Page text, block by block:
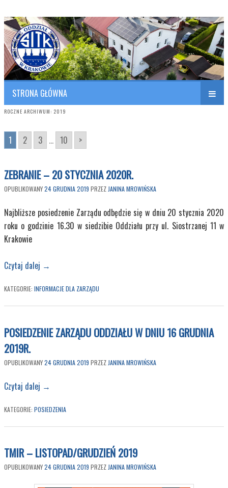
SITK RP Oddział w KRAKOWIE
Polish Association of Engineers & Technicians of Transportation
STRONA GŁÓWNA
ROCZNE ARCHIWUM: 2019
1 2 3 ... 10 >
ZEBRANIE – 20 STYCZNIA 2020R.
OPUBLIKOWANY24 GRUDNIA 2019 PRZEZ JANINA MROWIŃSKA
Najbliższe posiedzenie Zarządu odbędzie się w dniu 20 stycznia 2020
roku o godzinie 16.30 w siedzibie Oddziału przy ul. Siostrzanej 11 w
Krakowie
Czytaj dalej →
KATEGORIE: INFORMACJE DLA ZARZĄDU
POSIEDZENIE ZARZĄDU ODDZIAŁU W DNIU 16 GRUDNIA
2019R.
OPUBLIKOWANY24 GRUDNIA 2019 PRZEZ JANINA MROWIŃSKA
Czytaj dalej →
KATEGORIE: POSIEDZENIA
TMIR – LISTOPAD/GRUDZIEŃ 2019
OPUBLIKOWANY24 GRUDNIA 2019 PRZEZ JANINA MROWIŃSKA